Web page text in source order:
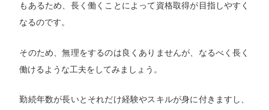
もあるため、長く働くことによって資格取得が目指しやすく
なるのです。
そのため、無理をするのは良くありませんが、なるべく長く
働けるような工夫をしてみましょう。
勤続年数が長いとそれだけ経験やスキルが身に付きますし、